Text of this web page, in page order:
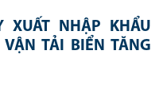
NHẬP KHẨU
TẢI BIỂN TĂNG